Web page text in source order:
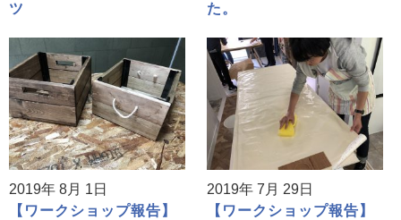
ツ
た。
2019年 8月 1日
【ワークショップ報告】
2019年 7月 29日
【ワークショップ報告】